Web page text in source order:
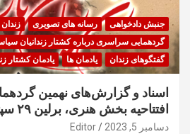
جنبش دادخواهی رسانه های تصویری
گردهمایی سراسری درباره کشتار زندانیان
گفتگوهای زندان
یادمان ها یادمان کشتار
اسناد و گزارش‌های نهمین
افتتاحیه بخش هنری، برلین ۲۹ سپتامبر ۲۰۲۳
دسامبر 5, 2023 Editor